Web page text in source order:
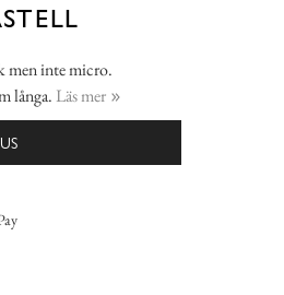
men inte micro.
långa. Läs mer